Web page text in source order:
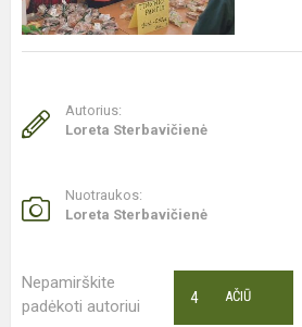
Autorius:
Loreta Sterbavičienė
Nuotraukos:
Loreta Sterbavičienė
Nepamirškite
padėkoti autoriui
AČIŪ
4